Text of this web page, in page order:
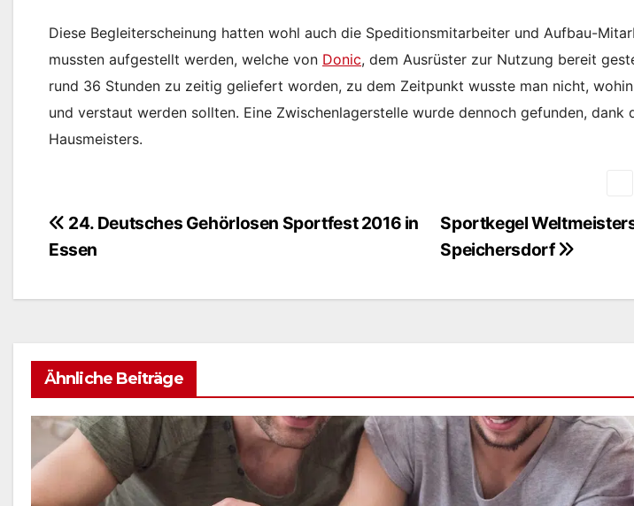
Diese Begleiterscheinung hatten wohl auch die Speditionsmitarbeiter und Aufbau-
mussten aufgestellt werden, welche von Donic, dem Ausrüster zur Nutzung bereit
rund 36 Stunden zu zeitig geliefert worden, zu dem Zeitpunkt wusste man nicht,
und verstaut werden sollten. Eine Zwischenlagerstelle wurde dennoch gefunden, dank
Hausmeisters.
Beitragsnavigation
Sportkegel
Speichersdorf
24. Deutsches Gehörlosen Sportfest 2016 in
Essen
Ähnliche Beiträge